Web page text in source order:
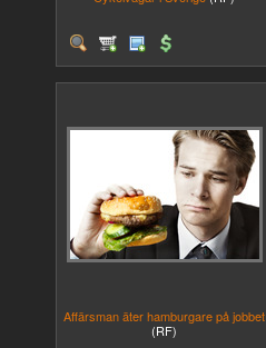
Affärsman äter hamburgare på jobbet
(RF)